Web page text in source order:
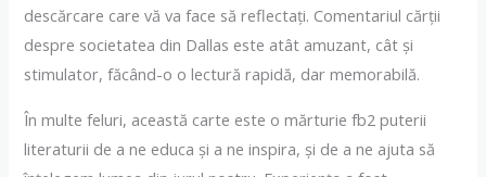
descărcare care vă va face să reflectați. Comentariul cărții
despre societatea din Dallas este atât amuzant, cât și
stimulator, făcând-o o lectură rapidă, dar memorabilă.
În multe feluri, această carte este o mărturie fb2 puterii
literaturii de a ne educa și a ne inspira, și de a ne ajuta să